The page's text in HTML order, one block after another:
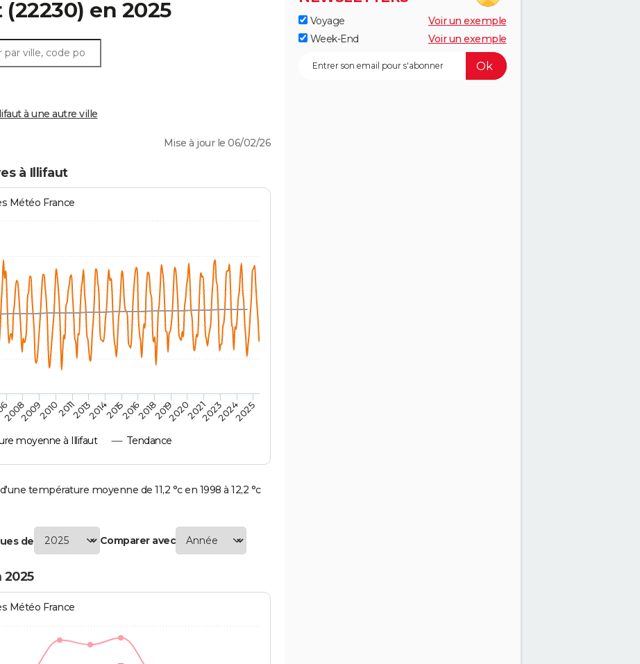
(22230) en 2025
à une autre ville
Mise à jour le 06/02/26
à Illifaut
Météo France
moyenne à Illifaut Tendance
2014
20082009201020112013 201520162018201920202021202320242025
température moyenne de 11,2 °c en 1998 à 12,2 °c
de Comparer avec
Météo France
Voyage
Voir un exemple
Week-End
Voir un exemple